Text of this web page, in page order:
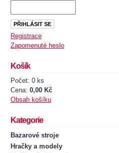
Registrace
Zapomenuté heslo
Košík
Počet: 0 ks
Cena: 0,00 Kč
Obsah košíku
Kategorie
Bazarové stroje
Hračky a modely